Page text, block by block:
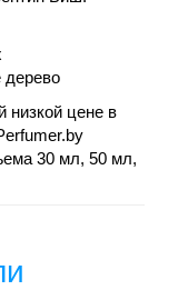
дерево
низкой цене в
30 мл, 50 мл,